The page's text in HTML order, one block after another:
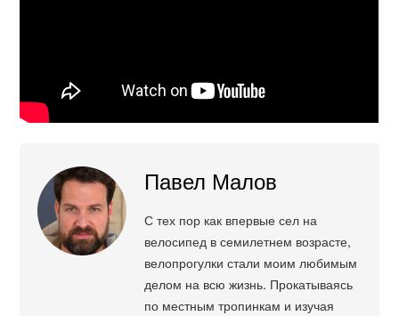
Павел Малов
С тех пор как впервые сел на
велосипед в семилетнем возрасте,
велопрогулки стали моим любимым
делом на всю жизнь. Прокатываясь
по местным тропинкам и изучая